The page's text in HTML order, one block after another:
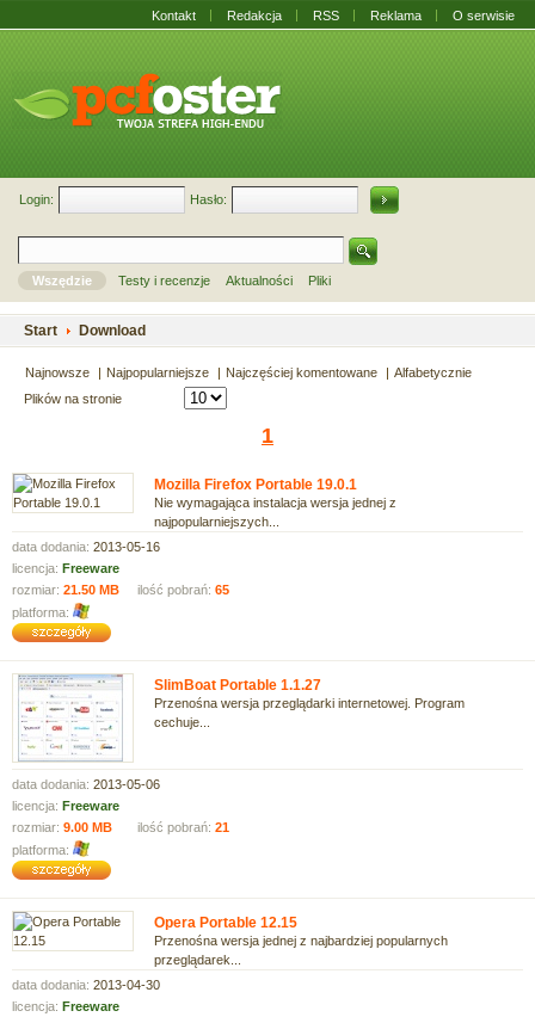
Kontakt Redakcja RSS Reklama O serwisie
Login: Hasło:
Wszędzie Testy i recenzje Aktualności Pliki
Start Download
Najnowsze Najpopularniejsze Najczęściej komentowane
Alfabetycznie
Plików na stronie
1
Mozilla Firefox Portable 19.0.1
Nie wymagająca instalacja wersja jednej z
najpopularniejszych...
data dodania: 2013-05-16
licencja: Freeware
rozmiar: 21.50 MB ilość pobrań: 65
platforma:
SlimBoat Portable 1.1.27
Przenośna wersja przeglądarki internetowej. Program
cechuje...
data dodania: 2013-05-06
licencja: Freeware
rozmiar: 9.00 MB ilość pobrań: 21
platforma:
Opera Portable 12.15
Przenośna wersja jednej z najbardziej popularnych
przeglądarek...
data dodania: 2013-04-30
licencja: Freeware